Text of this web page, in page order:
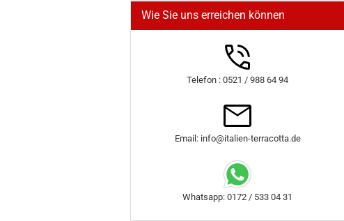
Wie Sie uns erreichen können
Telefon : 0521 / 988 64 94
Email: info@italien-terracotta.de
Whatsapp: 0172 / 533 04 31